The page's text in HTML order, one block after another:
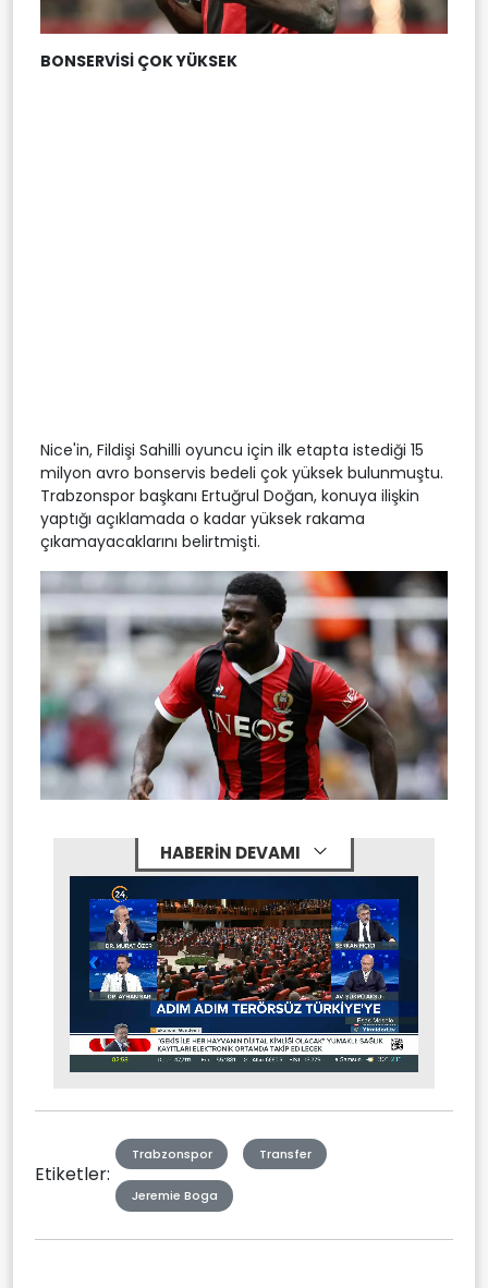
BONSERVİSİ ÇOK YÜKSEK
Nice'in, Fildişi Sahilli oyuncu için ilk etapta istediği 15
milyon avro bonservis bedeli çok yüksek bulunmuştu.
Trabzonspor başkanı Ertuğrul Doğan, konuya ilişkin
yaptığı açıklamada o kadar yüksek rakama
çıkamayacaklarını belirtmişti.
HABERİN DEVAMI
Mute Stream
Etiketler:
Trabzonspor Transfer
Jeremie Boga